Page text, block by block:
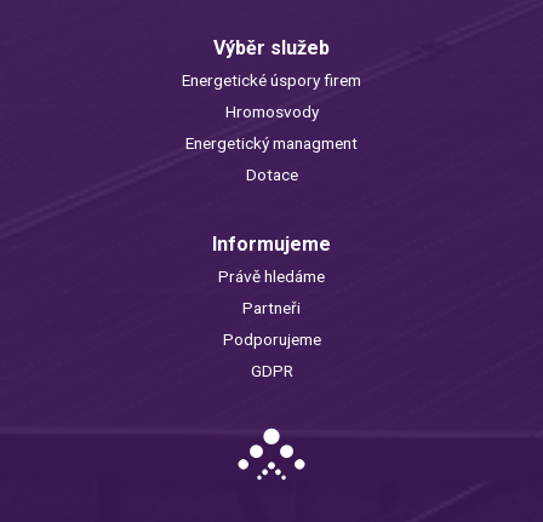
Výběr služeb
Energetické úspory firem
Hromosvody
Energetický managment
Dotace
Informujeme
Právě hledáme
Partneři
Podporujeme
GDPR